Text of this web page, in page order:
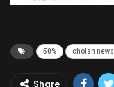
50% cholan news
Share